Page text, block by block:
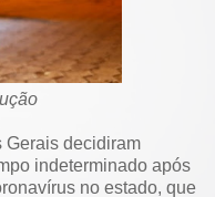
Gerais decidiram
indeterminado após
no estado, que